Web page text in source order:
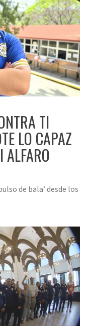
TI
LO CAPAZ
ALFARO
de bala’ desde los